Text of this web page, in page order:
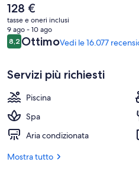
Il
prezzo
attuale
è
128 €
128 €
tasse e oneri inclusi
9 ago - 10 ago
Recensioni
8,28,2 su 10
OttimoVedi le 16.077
Servizi più richiesti
Piscina
Spa
Aria condizionata
Mostra tutto